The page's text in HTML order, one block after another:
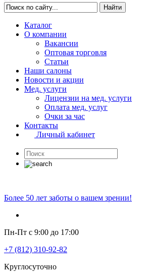
Каталог
О компании
Вакансии
Оптовая торговля
Статьи
Наши салоны
Новости и акции
Мед. услуги
Лицензии на мед. услуги
Оплата мед. услуг
Очки за час
Контакты
Личный кабинет
Более 50 лет заботы о вашем зрении!
Пн-Пт с 9:00 до 17:00
+7 (812) 310-92-82
Круглосуточно